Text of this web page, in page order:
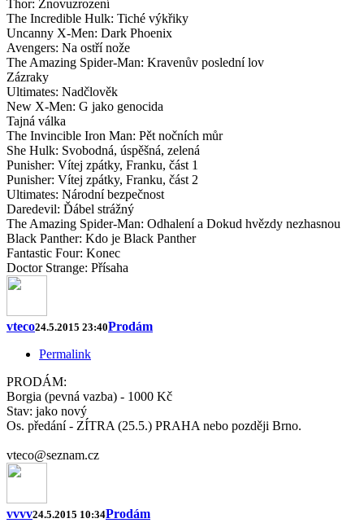
Thor: Znovuzrození
The Incredible Hulk: Tiché výkřiky
Uncanny X-Men: Dark Phoenix
Avengers: Na ostří nože
The Amazing Spider-Man: Kravenův poslední lov
Zázraky
Ultimates: Nadčlověk
New X-Men: G jako genocida
Tajná válka
The Invincible Iron Man: Pět nočních můr
She Hulk: Svobodná, úspěšná, zelená
Punisher: Vítej zpátky, Franku, část 1
Punisher: Vítej zpátky, Franku, část 2
Ultimates: Národní bezpečnost
Daredevil: Ďábel strážný
The Amazing Spider-Man: Odhalení a Dokud hvězdy nezhasnou
Black Panther: Kdo je Black Panther
Fantastic Four: Konec
Doctor Strange: Přísaha
vteco24.5.2015 23:40Prodám
Permalink
PRODÁM:
Borgia (pevná vazba) - 1000 Kč
Stav: jako nový
Os. předání - ZÍTRA (25.5.) PRAHA nebo později Brno.
vteco@seznam.cz
vvvv24.5.2015 10:34Prodám